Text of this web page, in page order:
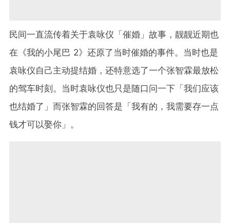
民间一直流传着关于袁咏仪「催婚」故事，靓靓近期也
在《我的小尾巴 2》还原了当时催婚的事件。当时也是
袁咏仪自己主动提结婚，还特意选了一个张智霖最放松
的驾车时刻。当时袁咏仪也只是随口问一下「我们应该
也结婚了」而张智霖的回答是「我有的，我需要存一点
钱才可以娶你」。